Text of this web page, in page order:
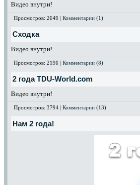
Видео внутри!
Просмотров: 2049 | Комментарии (1)
Сходка
Видео внутри!
Просмотров: 2190 | Комментарии (8)
2 года TDU-World.com
Видео внутри!
Просмотров: 3794 | Комментарии (13)
Нам 2 года!